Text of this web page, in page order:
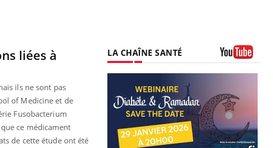
liées à
ils ne sont pas
of Medicine et de
Fusobacterium
ce médicament
de cette étude ont été
LA CHAÎNE SANTÉ